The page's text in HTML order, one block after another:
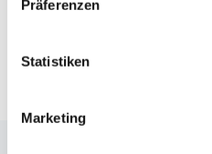
Präferenzen
Statistiken
Marketing